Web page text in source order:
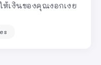
ห้เงินของคุณงอกเงย